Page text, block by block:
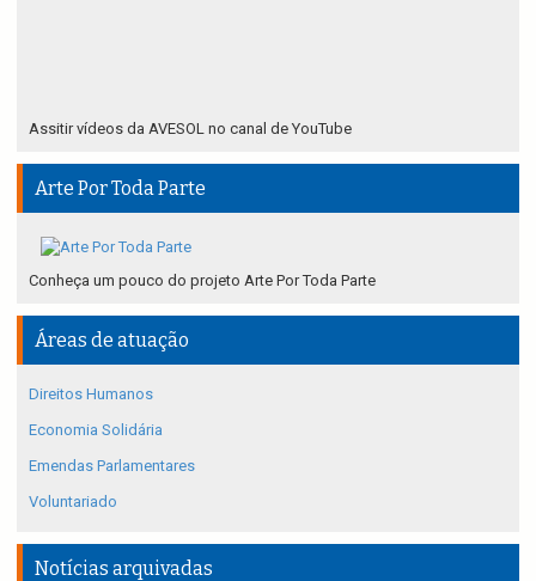
Assitir vídeos da AVESOL no canal de YouTube
Arte Por Toda Parte
Conheça um pouco do projeto Arte Por Toda Parte
Áreas de atuação
Direitos Humanos
Economia Solidária
Emendas Parlamentares
Voluntariado
Notícias arquivadas